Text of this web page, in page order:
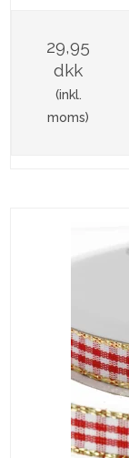
29,95
dkk
(inkl.
moms)